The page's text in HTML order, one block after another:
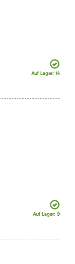
Auf Lager: 14
Auf Lager: 9